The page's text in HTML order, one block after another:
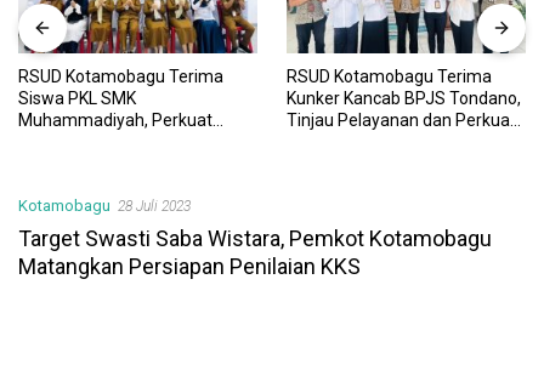
RSUD Kotamobagu Terima
Siswa PKL SMK
Muhammadiyah, Perkuat
RSUD Kotamobagu Terima
Kunker Kancab BPJS Tondano,
Tinjau Pelayanan dan Perkuat
Kotamobagu 28 Juli 2023
Target Swasti Saba Wistara, Pemkot Kotamobagu
Matangkan Persiapan Penilaian KKS